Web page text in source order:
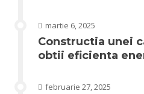
martie 6, 2025
Constructia unei
obtii eficienta
februarie 27, 2025